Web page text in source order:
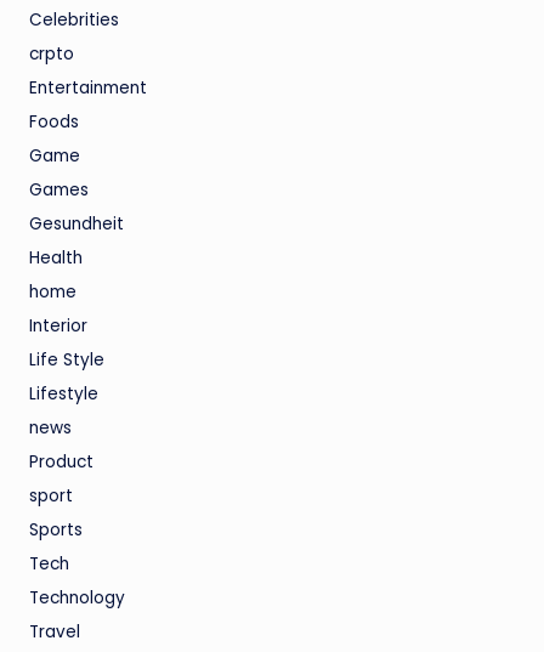
Celebrities
crpto
Entertainment
Foods
Game
Games
Gesundheit
Health
home
Interior
Life Style
Lifestyle
news
Product
sport
Sports
Tech
Technology
Travel